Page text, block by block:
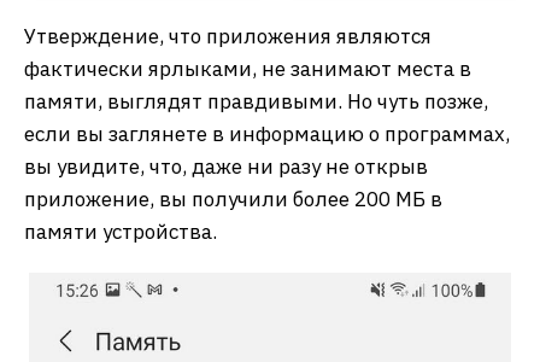
Утверждение, что приложения являются
фактически ярлыками, не занимают места в
памяти, выглядят правдивыми. Но чуть позже,
если вы заглянете в информацию о программах,
вы увидите, что, даже ни разу не открыв
приложение, вы получили более 200 МБ в
памяти устройства.